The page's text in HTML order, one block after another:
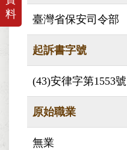
料
臺灣省保安司令部
起訴書字號
(43)安律字第1553號
原始職業
無業